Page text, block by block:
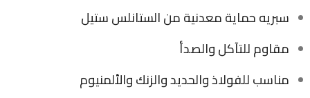
سبريه حماية معدنية من الستانلس ستيل
مقاوم للتآكل والصدأ
مناسب للفولاذ والحديد والزنك والألمنيوم